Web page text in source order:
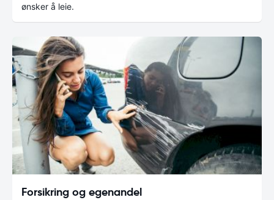
ønsker å leie.
Forsikring og egenandel